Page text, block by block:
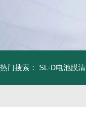
热门搜索： SL-D电池膜